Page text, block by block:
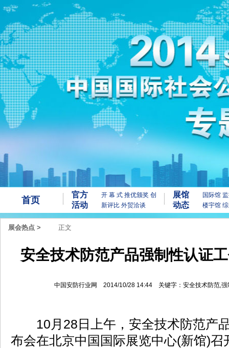
首页
官方
活动
开 幕 式 推优颁奖 创
新评比 外贸洽谈
展馆
动态
国际馆
楼宇馆
展会热点 > 正文
安全技术防范产品强制性认证
中国安防行业网 2014/10/28 14:44 关键字：安全技术防范,
10月28日上午，安全技术防范产
布会在北京中国国际展览中心(新馆)